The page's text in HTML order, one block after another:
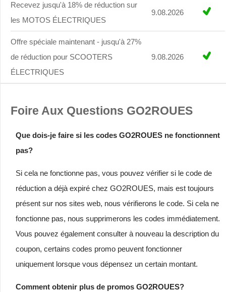
Recevez jusqu'à 18% de réduction sur
les MOTOS ÉLECTRIQUES
9.08.2026
Offre spéciale maintenant - jusqu'à 27%
de réduction pour SCOOTERS
ÉLECTRIQUES
9.08.2026
Foire Aux Questions GO2ROUES
Que dois-je faire si les codes GO2ROUES ne fonctionnent
pas?
Si cela ne fonctionne pas, vous pouvez vérifier si le code de
réduction a déjà expiré chez GO2ROUES, mais est toujours
présent sur nos sites web, nous vérifierons le code. Si cela ne
fonctionne pas, nous supprimerons les codes immédiatement.
Vous pouvez également consulter à nouveau la description du
coupon, certains codes promo peuvent fonctionner
uniquement lorsque vous dépensez un certain montant.
Comment obtenir plus de promos GO2ROUES?